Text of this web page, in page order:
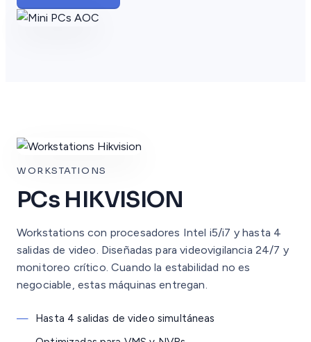
WORKSTATIONS
PCs HIKVISION
Workstations con procesadores Intel i5/i7 y hasta 4
salidas de video. Diseñadas para videovigilancia 24/7 y
monitoreo crítico. Cuando la estabilidad no es
negociable, estas máquinas entregan.
—
Hasta 4 salidas de video simultáneas